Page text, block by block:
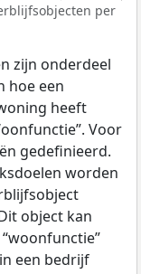
per
zijn onderdeel
hoe een
heeft
Voor
gedefinieerd.
worden
object kan
een bedrijf